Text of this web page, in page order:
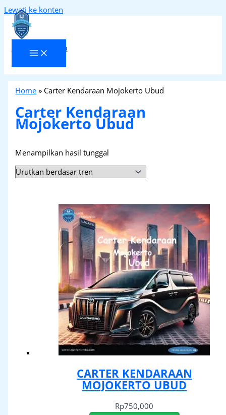
Lewati ke konten
Laja Transindo
Home » Carter Kendaraan Mojokerto Ubud
Carter Kendaraan
Mojokerto Ubud
Menampilkan hasil tunggal
CARTER KENDARAAN
MOJOKERTO UBUD
Rp750,000